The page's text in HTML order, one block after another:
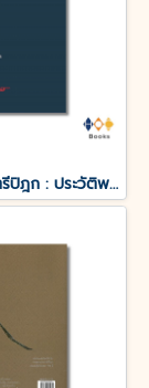
หนังสือ พระตรีปิฎก : ประวัติพระถังซำจั๋ง ฉบับกะทัดรัด